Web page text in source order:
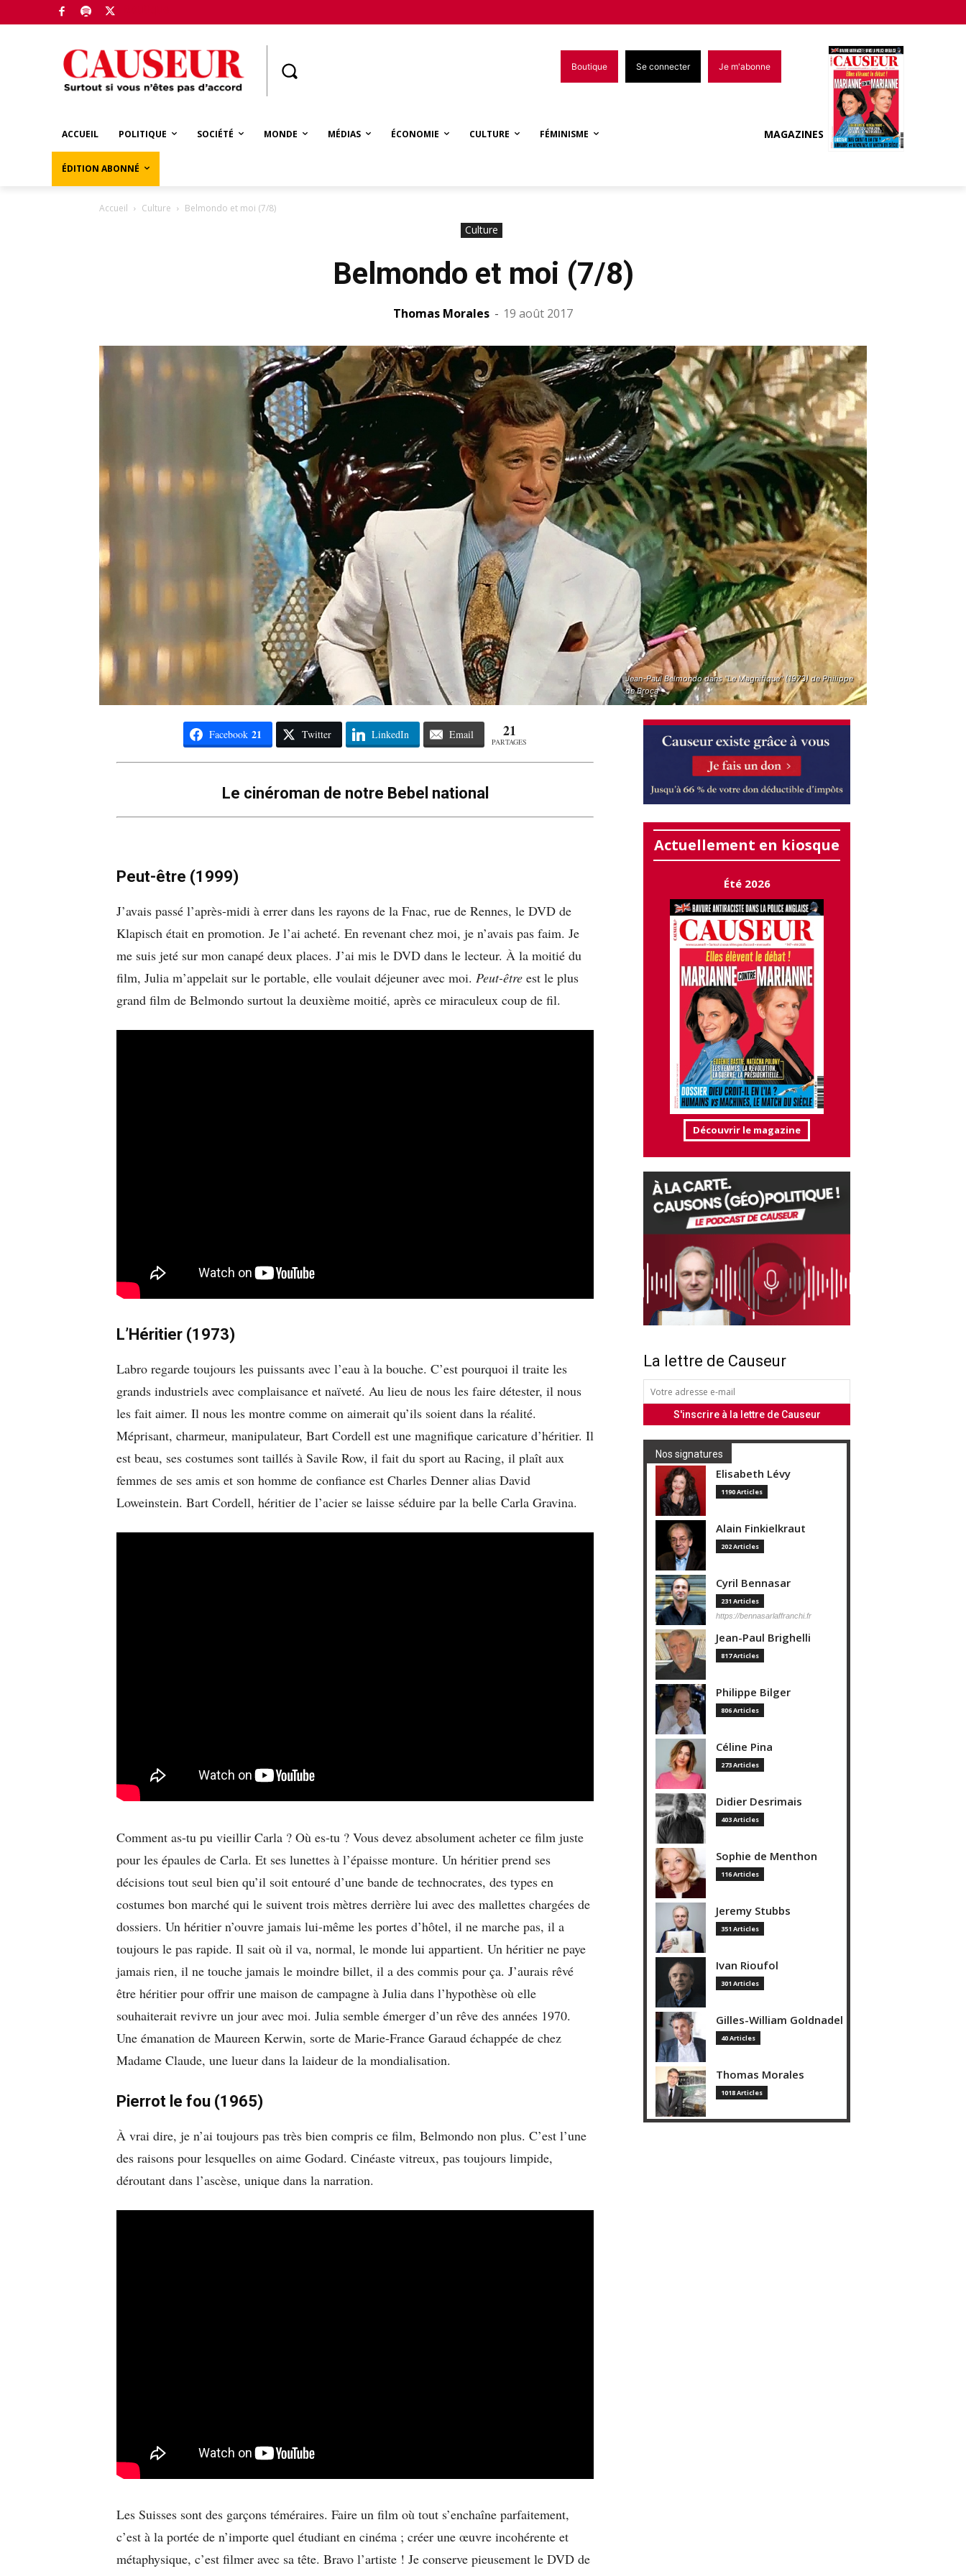
Boutique Se connecter Je m'abonne
ACCUEIL POLITIQUE SOCIÉTÉ MONDE MÉDIAS ÉCONOMIE CULTURE FÉMINISME
ÉDITION ABONNÉ
MAGAZINES
Accueil Culture Belmondo et moi (7/8)
Culture
Belmondo et moi (7/8)
Thomas Morales - 19 août 2017
Jean-Paul Belmondo dans "Le Magnifique" (1973) de Philippe
de Broca
Facebook 21 Twitter LinkedIn Email 21
PARTAGES
Le cinéroman de notre Bebel national
Peut-être (1999)
J’avais passé l’après-midi à errer dans les rayons de la Fnac, rue de Rennes, le DVD de
Klapisch était en promotion. Je l’ai acheté. En revenant chez moi, je n’avais pas faim. Je
me suis jeté sur mon canapé deux places. J’ai mis le DVD dans le lecteur. À la moitié du
film, Julia m’appelait sur le portable, elle voulait déjeuner avec moi. Peut-être est le plus
grand film de Belmondo surtout la deuxième moitié, après ce miraculeux coup de fil.
L’Héritier (1973)
Labro regarde toujours les puissants avec l’eau à la bouche. C’est pourquoi il traite les
grands industriels avec complaisance et naïveté. Au lieu de nous les faire détester, il nous
les fait aimer. Il nous les montre comme on aimerait qu’ils soient dans la réalité.
Méprisant, charmeur, manipulateur, Bart Cordell est une magnifique caricature d’héritier. Il
est beau, ses costumes sont taillés à Savile Row, il fait du sport au Racing, il plaît aux
femmes de ses amis et son homme de confiance est Charles Denner alias David
Loweinstein. Bart Cordell, héritier de l’acier se laisse séduire par la belle Carla Gravina.
Comment as-tu pu vieillir Carla ? Où es-tu ? Vous devez absolument acheter ce film juste
pour les épaules de Carla. Et ses lunettes à l’épaisse monture. Un héritier prend ses
décisions tout seul bien qu’il soit entouré d’une bande de technocrates, des types en
costumes bon marché qui le suivent trois mètres derrière lui avec des mallettes chargées de
dossiers. Un héritier n’ouvre jamais lui-même les portes d’hôtel, il ne marche pas, il a
toujours le pas rapide. Il sait où il va, normal, le monde lui appartient. Un héritier ne paye
jamais rien, il ne touche jamais le moindre billet, il a des commis pour ça. J’aurais rêvé
être héritier pour offrir une maison de campagne à Julia dans l’hypothèse où elle
souhaiterait revivre un jour avec moi. Julia semble émerger d’un rêve des années 1970.
Une émanation de Maureen Kerwin, sorte de Marie-France Garaud échappée de chez
Madame Claude, une lueur dans la laideur de la mondialisation.
Pierrot le fou (1965)
À vrai dire, je n’ai toujours pas très bien compris ce film, Belmondo non plus. C’est l’une
des raisons pour lesquelles on aime Godard. Cinéaste vitreux, pas toujours limpide,
déroutant dans l’ascèse, unique dans la narration.
Les Suisses sont des garçons téméraires. Faire un film où tout s’enchaîne parfaitement,
c’est à la portée de n’importe quel étudiant en cinéma ; créer une œuvre incohérente et
métaphysique, c’est filmer avec sa tête. Bravo l’artiste ! Je conserve pieusement le DVD de
Actuellement en kiosque
Été 2026
Découvrir le magazine
La lettre de Causeur
Nos signatures
Elisabeth Lévy
1190 Articles
Alain Finkielkraut
202 Articles
Cyril Bennasar
231 Articles
https://bennasarlaffranchi.fr
Jean-Paul Brighelli
817 Articles
Philippe Bilger
806 Articles
Céline Pina
273 Articles
Didier Desrimais
403 Articles
Sophie de Menthon
116 Articles
Jeremy Stubbs
351 Articles
Ivan Rioufol
301 Articles
Gilles-William Goldnadel
40 Articles
Thomas Morales
1018 Articles